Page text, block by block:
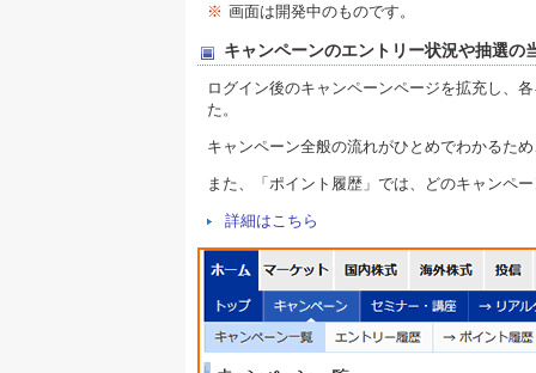
※ 画面は開発中のものです。
キャンペーンのエントリー状況や抽選
ログイン後のキャンペーンページを拡充し、
た。
キャンペーン全般の流れがひとめでわかるた
また、「ポイント履歴」では、どのキャンペ
詳細はこちら